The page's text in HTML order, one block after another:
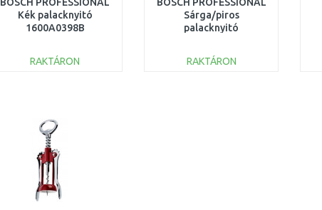
Kék palacknyitó
1600A0398B
RAKTÁRON
Sárga/piros
palacknyitó
RAKTÁRON